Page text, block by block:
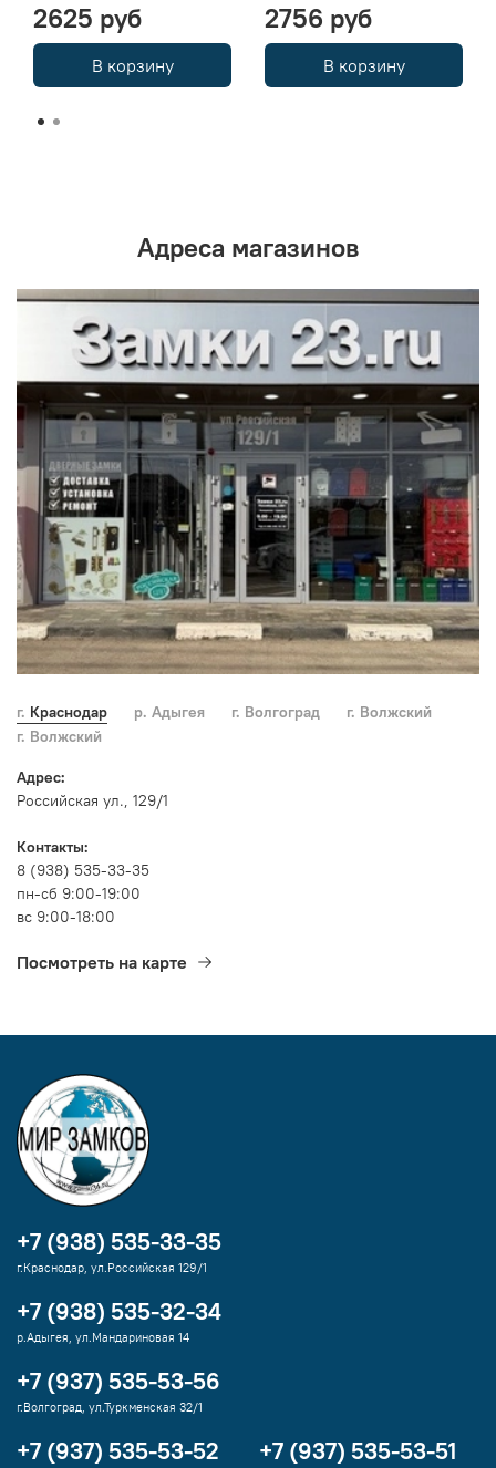
2625 руб
В корзину
2756 руб
В корзину
Адреса магазинов
г. Краснодар р. Адыгея г. Волгоград
г. Волжский
г. Волжский
Адрес:
Российская ул., 129/1
Контакты:
8 (938) 535-33-35
пн-сб 9:00-19:00
вс 9:00-18:00
Посмотреть на карте
+7 (938) 535-33-35
г.Краснодар, ул.Российская 129/1
+7 (938) 535-32-34
р.Адыгея, ул.Мандариновая 14
+7 (937) 535-53-56
г.Волгоград, ул.Туркменская 32/1
+7 (937) 535-53-52 +7 (937) 535-53-51